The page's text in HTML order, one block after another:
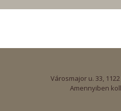
Városmajor u. 33,
Amennyiben